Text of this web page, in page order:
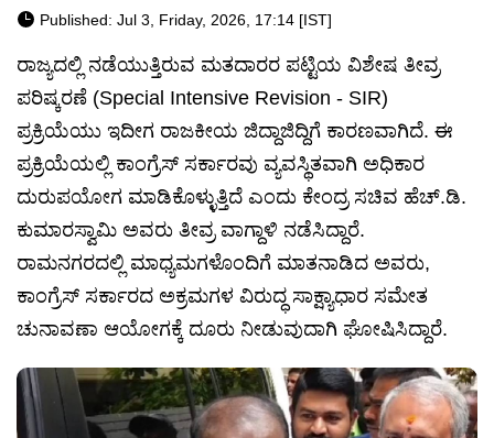
Published: Jul 3, Friday, 2026, 17:14 [IST]
ರಾಜ್ಯದಲ್ಲಿ ನಡೆಯುತ್ತಿರುವ ಮತದಾರರ ಪಟ್ಟಿಯ ವಿಶೇಷ ತೀವ್ರ
ಪರಿಷ್ಕರಣೆ (Special Intensive Revision - SIR)
ಪ್ರಕ್ರಿಯೆಯು ಇದೀಗ ರಾಜಕೀಯ ಜಿದ್ದಾಜಿದ್ದಿಗೆ ಕಾರಣವಾಗಿದೆ. ಈ
ಪ್ರಕ್ರಿಯೆಯಲ್ಲಿ ಕಾಂಗ್ರೆಸ್ ಸರ್ಕಾರವು ವ್ಯವಸ್ಥಿತವಾಗಿ ಅಧಿಕಾರ
ದುರುಪಯೋಗ ಮಾಡಿಕೊಳ್ಳುತ್ತಿದೆ ಎಂದು ಕೇಂದ್ರ ಸಚಿವ ಹೆಚ್.ಡಿ.
ಕುಮಾರಸ್ವಾಮಿ ಅವರು ತೀವ್ರ ವಾಗ್ದಾಳಿ ನಡೆಸಿದ್ದಾರೆ.
ರಾಮನಗರದಲ್ಲಿ ಮಾಧ್ಯಮಗಳೊಂದಿಗೆ ಮಾತನಾಡಿದ ಅವರು,
ಕಾಂಗ್ರೆಸ್ ಸರ್ಕಾರದ ಅಕ್ರಮಗಳ ವಿರುದ್ಧ ಸಾಕ್ಷ್ಯಾಧಾರ ಸಮೇತ
ಚುನಾವಣಾ ಆಯೋಗಕ್ಕೆ ದೂರು ನೀಡುವುದಾಗಿ ಘೋಷಿಸಿದ್ದಾರೆ.